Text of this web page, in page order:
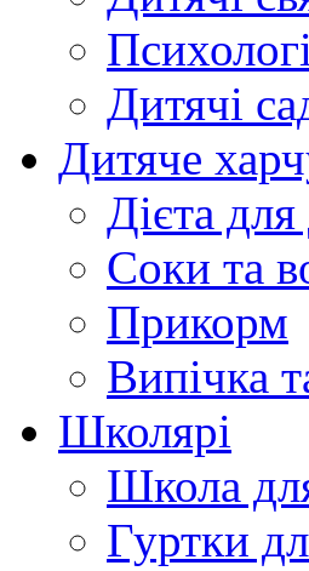
Дитячі
Дитяче
Дієта для
Соки та
Прикорм
Випічка
Школярі
Школа
Гуртки